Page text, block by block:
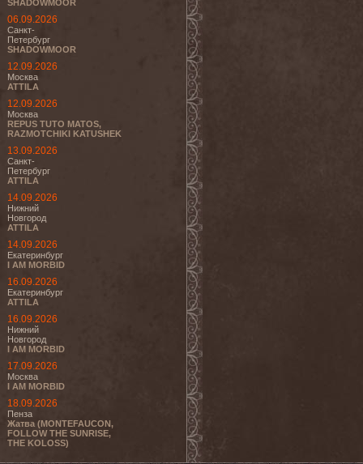
SHADOWMOOR
06.09.2026
Санкт-
Петербург
SHADOWMOOR
12.09.2026
Москва
ATTILA
12.09.2026
Москва
REPUS TUTO MATOS,
RAZMOTCHIKI KATUSHEK
13.09.2026
Санкт-
Петербург
ATTILA
14.09.2026
Нижний
Новгород
ATTILA
14.09.2026
Екатеринбург
I AM MORBID
16.09.2026
Екатеринбург
ATTILA
16.09.2026
Нижний
Новгород
I AM MORBID
17.09.2026
Москва
I AM MORBID
18.09.2026
Пенза
Жатва (MONTEFAUCON,
FOLLOW THE SUNRISE,
THE KOLOSS)